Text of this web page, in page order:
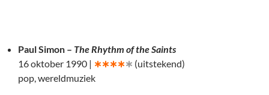
Paul Simon – The Rhythm of the Saints
16 oktober 1990 | ∗∗∗∗∗ (uitstekend)
pop, wereldmuziek